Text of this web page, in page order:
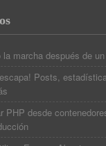
la marcha después de
Posts,
PHP desde